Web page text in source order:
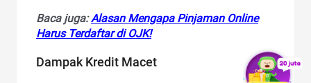
Baca juga:Alasan Mengapa Pinjaman Online
Harus Terdaftar di OJK!
Dampak Kredit Macet